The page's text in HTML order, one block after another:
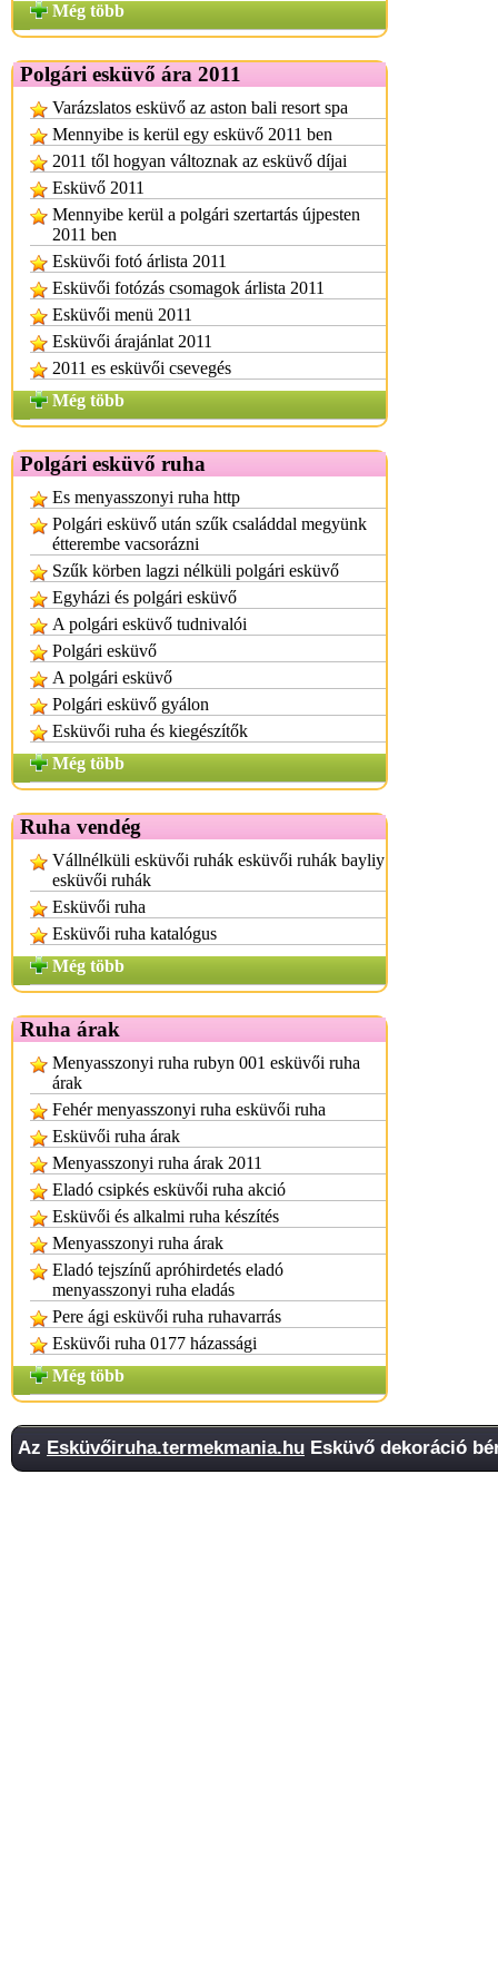
Még több
Polgári esküvő ára 2011
Varázslatos esküvő az aston bali resort spa
Mennyibe is kerül egy esküvő 2011 ben
2011 től hogyan változnak az esküvő díjai
Esküvő 2011
Mennyibe kerül a polgári szertartás újpesten
2011 ben
Esküvői fotó árlista 2011
Esküvői fotózás csomagok árlista 2011
Esküvői menü 2011
Esküvői árajánlat 2011
2011 es esküvői csevegés
Még több
Polgári esküvő ruha
Es menyasszonyi ruha http
Polgári esküvő után szűk családdal megyünk
étterembe vacsorázni
Szűk körben lagzi nélküli polgári esküvő
Egyházi és polgári esküvő
A polgári esküvő tudnivalói
Polgári esküvő
A polgári esküvő
Polgári esküvő gyálon
Esküvői ruha és kiegészítők
Még több
Ruha vendég
Vállnélküli esküvői ruhák esküvői ruhák bayliy
esküvői ruhák
Esküvői ruha
Esküvői ruha katalógus
Még több
Ruha árak
Menyasszonyi ruha rubyn 001 esküvői ruha
árak
Fehér menyasszonyi ruha esküvői ruha
Esküvői ruha árak
Menyasszonyi ruha árak 2011
Eladó csipkés esküvői ruha akció
Esküvői és alkalmi ruha készítés
Menyasszonyi ruha árak
Eladó tejszínű apróhirdetés eladó
menyasszonyi ruha eladás
Pere ági esküvői ruha ruhavarrás
Esküvői ruha 0177 házassági
Még több
Az Esküvőiruha.termekmania.hu Esküvő dekoráció